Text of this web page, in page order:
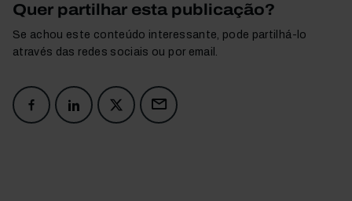
Quer partilhar esta publicação?
Se achou este conteúdo interessante, pode partilhá-lo
através das redes sociais ou por email.